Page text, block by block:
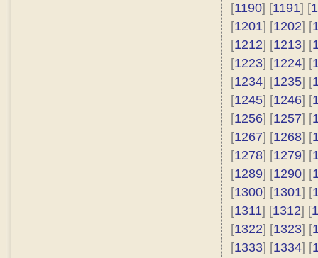
[1190] [1191] [
[1201] [1202] [
[1212] [1213] [
[1223] [1224] [
[1234] [1235] [
[1245] [1246] [
[1256] [1257] [
[1267] [1268] [
[1278] [1279] [
[1289] [1290] [
[1300] [1301] [
[1311] [1312] [
[1322] [1323] [
[1333] [1334] [